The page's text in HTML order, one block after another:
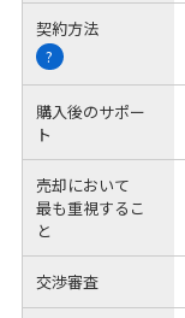
契約方法
?
購入後のサポー
ト
売却において
最も重視するこ
と
交渉審査